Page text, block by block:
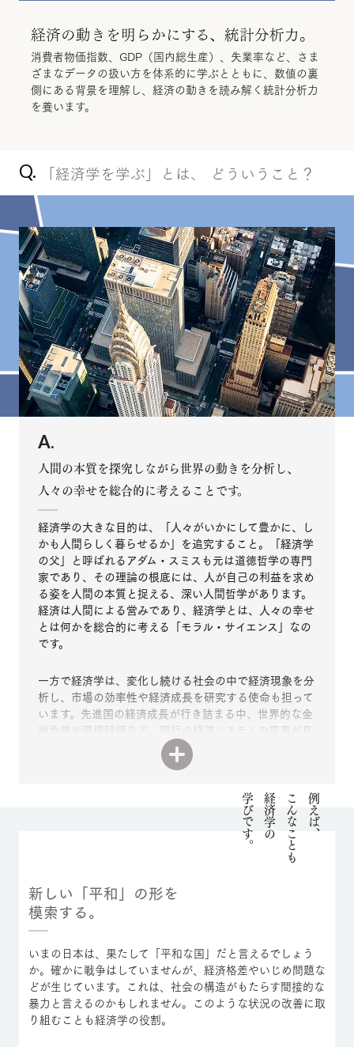
経済の動きを明らかにする、統計分析力。
消費者物価指数、GDP（国内総生産）、失業率など、さま
ざまなデータの扱い方を体系的に学ぶとともに、数値の裏
側にある背景を理解し、経済の動きを読み解く統計分析力
を養います。
Q. 「経済学を学ぶ」とは、 どういうこと？
A.
人間の本質を探究しながら世界の動きを分析し、
人々の幸せを総合的に考えることです。
経済学の大きな目的は、「人々がいかにして豊かに、し
かも人間らしく暮らせるか」を追究すること。「経済学
の父」と呼ばれるアダム・スミスも元は道徳哲学の専門
家であり、その理論の根底には、人が自己の利益を求め
る姿を人間の本質と捉える、深い人間哲学があります。
経済は人間による営みであり、経済学とは、人々の幸せ
とは何かを総合的に考える「モラル・サイエンス」なの
です。
一方で経済学は、変化し続ける社会の中で経済現象を分
析し、市場の効率性や経済成長を研究する使命も担って
います。先進国の経済成長が行き詰まる中、世界的な金
融危機や環境破壊など、現行の経済システムの限界が見
え始めています。こうした問題の解決策を探り、社会全
体をより良い方向に導いていく。経済学とは、人々の幸
世界の動きを解き明かし、解決策を探り続ける実学でも
新しい「平和」の形を
模索する。
いまの日本は、果たして「平和な国」だと言えるでしょう
か。確かに戦争はしていませんが、経済格差やいじめ問題な
どが生じています。これは、社会の構造がもたらす間接的な
暴力と言えるのかもしれません。このような状況の改善に取
り組むことも経済学の役割。
例えば、
こんなことも
経済学の
学びです。